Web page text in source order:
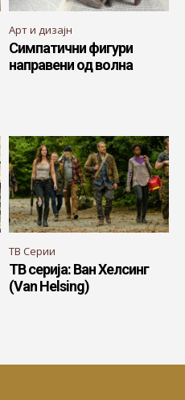
Арт и дизајн
Симпатични фигури
направени од волна
ТВ Серии
ТВ серија: Ван Хелсинг
(Van Helsing)